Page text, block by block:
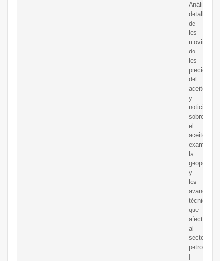
Análisis
detallado
de
los
de
los
precios
del
y
noticias
sobre
el
aceiteque
examinan
la
geopolítica
y
los
avances
técnicos
que
afectan
al
sector
petrolero.